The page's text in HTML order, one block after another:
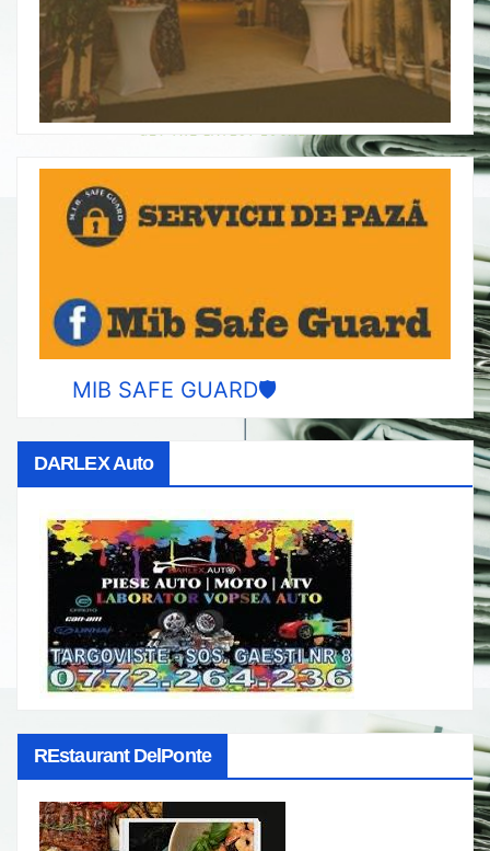
MIB SAFE GUARD🛡️
DARLEX Auto
REstaurant DelPonte